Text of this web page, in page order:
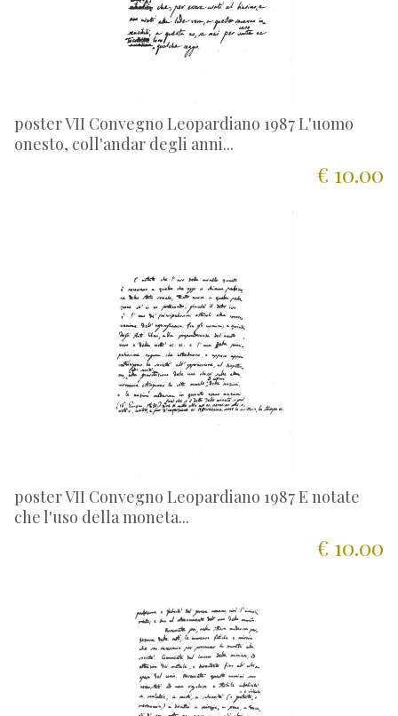
poster VII Convegno Leopardiano 1987 L'uomo
onesto, coll'andar degli anni...
€ 10.00
poster VII Convegno Leopardiano 1987 E notate
che l'uso della moneta...
€ 10.00